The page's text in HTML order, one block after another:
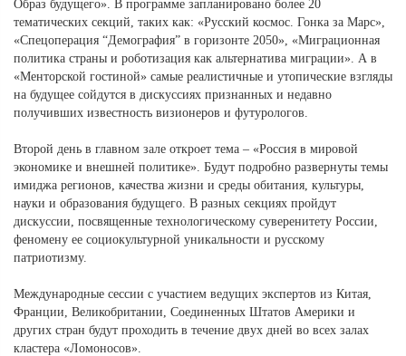
Образ будущего». В программе запланировано более 20
тематических секций, таких как: «Русский космос. Гонка за Марс»,
«Спецоперация “Демография” в горизонте 2050», «Миграционная
политика страны и роботизация как альтернатива миграции». А в
«Менторской гостиной» самые реалистичные и утопические взгляды
на будущее сойдутся в дискуссиях признанных и недавно
получивших известность визионеров и футурологов.
Второй день в главном зале откроет тема – «Россия в мировой
экономике и внешней политике». Будут подробно развернуты темы
имиджа регионов, качества жизни и среды обитания, культуры,
науки и образования будущего. В разных секциях пройдут
дискуссии, посвященные технологическому суверенитету России,
феномену ее социокультурной уникальности и русскому
патриотизму.
Международные сессии с участием ведущих экспертов из Китая,
Франции, Великобритании, Соединенных Штатов Америки и
других стран будут проходить в течение двух дней во всех залах
кластера «Ломоносов».